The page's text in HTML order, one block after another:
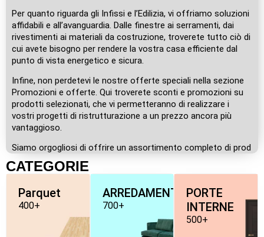
Per quanto riguarda gli Infissi e l’Edilizia, vi offriamo soluzioni
affidabili e all’avanguardia. Dalle finestre ai serramenti, dai
rivestimenti ai materiali da costruzione, troverete tutto ciò di
cui avete bisogno per rendere la vostra casa efficiente dal
punto di vista energetico e sicura.
Infine, non perdetevi le nostre offerte speciali nella sezione
Promozioni e offerte. Qui troverete sconti e promozioni su
prodotti selezionati, che vi permetteranno di realizzare i
vostri progetti di ristrutturazione a un prezzo ancora più
vantaggioso.
Siamo orgogliosi di offrire un assortimento completo di prod
CATEGORIE
Parquet
400+
ARREDAMENTO
700+
PORTE
INTERNE
500+